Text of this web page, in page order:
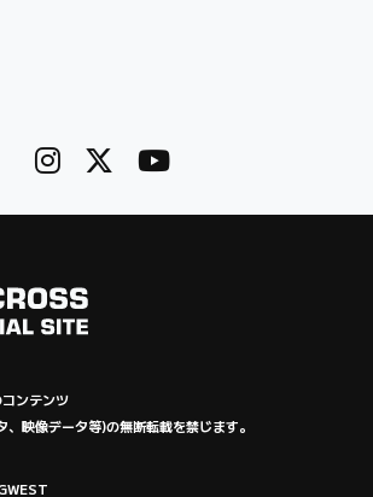
ンテンツ
映像データ等)の無断転載を禁じます。